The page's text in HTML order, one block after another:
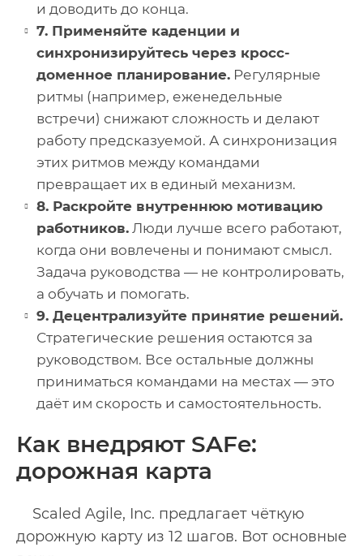
и доводить до конца.
7. Применяйте каденции и
синхронизируйтесь через кросс-
доменное планирование. Регулярные
ритмы (например, еженедельные
встречи) снижают сложность и делают
работу предсказуемой. А синхронизация
этих ритмов между командами
превращает их в единый механизм.
8. Раскройте внутреннюю мотивацию
работников. Люди лучше всего работают,
когда они вовлечены и понимают смысл.
Задача руководства — не контролировать,
а обучать и помогать.
9. Децентрализуйте принятие решений.
Стратегические решения остаются за
руководством. Все остальные должны
приниматься командами на местах — это
даёт им скорость и самостоятельность.
Как внедряют SAFe:
дорожная карта
Scaled Agile, Inc. предлагает чёткую
дорожную карту из 12 шагов. Вот основные